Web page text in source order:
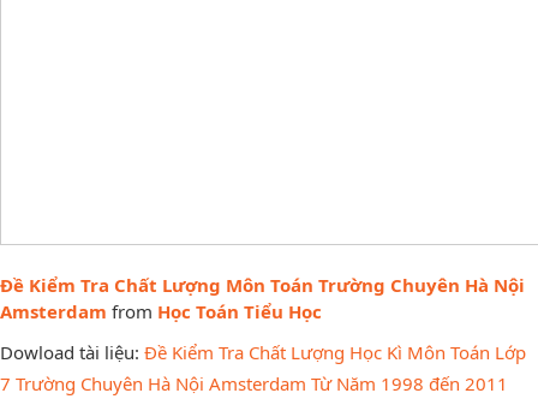
Đề Kiểm Tra Chất Lượng Môn Toán Trường Chuyên Hà Nội
Amsterdam from Học Toán Tiểu Học
Dowload tài liệu: Đề Kiểm Tra Chất Lượng Học Kì Môn Toán Lớp
7 Trường Chuyên Hà Nội Amsterdam Từ Năm 1998 đến 2011